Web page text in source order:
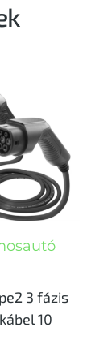
3 fázis
10